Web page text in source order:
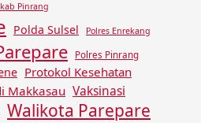
Pinrang
Polda Sulsel Polres Enrekang
Polres Pinrang
Protokol Kesehatan
Makkasau Vaksinasi
Walikota Parepare